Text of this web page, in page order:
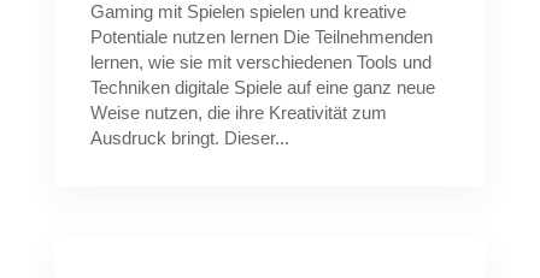
Gaming mit Spielen spielen und kreative
Potentiale nutzen lernen Die Teilnehmenden
lernen, wie sie mit verschiedenen Tools und
Techniken digitale Spiele auf eine ganz neue
Weise nutzen, die ihre Kreativität zum
Ausdruck bringt. Dieser...